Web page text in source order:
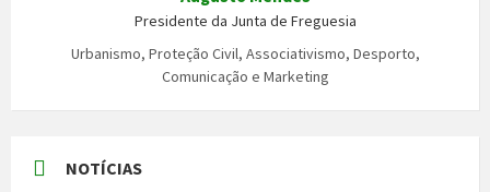
Presidente da Junta de Freguesia
Urbanismo, Proteção Civil, Associativismo, Desporto,
Comunicação e Marketing
NOTÍCIAS